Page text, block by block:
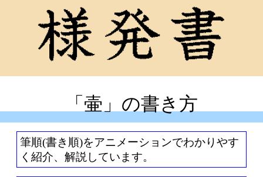
「壷」の書き方
筆順(書き順)をアニメーションでわかりやす
く紹介、解説しています。